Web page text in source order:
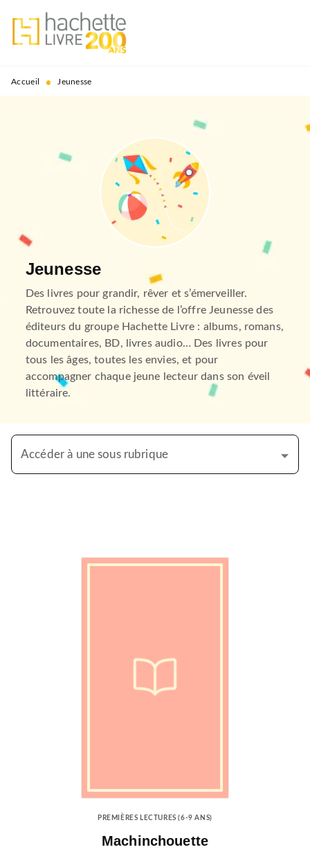
MENU RECHERCHE
PIED DE PAGE
Accueil • Jeunesse
Jeunesse
Des livres pour grandir, rêver et s’émerveiller.
Retrouvez toute la richesse de l’offre Jeunesse des
éditeurs du groupe Hachette Livre : albums, romans,
documentaires, BD, livres audio… Des livres pour
tous les âges, toutes les envies, et pour
accompagner chaque jeune lecteur dans son éveil
littéraire.
Accéder à une sous rubrique
PREMIÈRES LECTURES (6-9 ANS)
Machinchouette